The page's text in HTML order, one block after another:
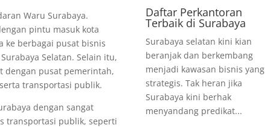
Waru Surabaya.
pintu masuk kota
ke berbagai pusat bisnis
Selatan. Selain itu,
dengan pusat pemerintah,
transportasi publik.
dengan sangat
transportasi publik, seperti
Daftar Perkantoran
Terbaik di Surabaya
Surabaya selatan kini kian
beranjak dan berkembang
menjadi kawasan bisnis yang
strategis. Tak heran jika
Surabaya kini berhak
menyandang predikat...